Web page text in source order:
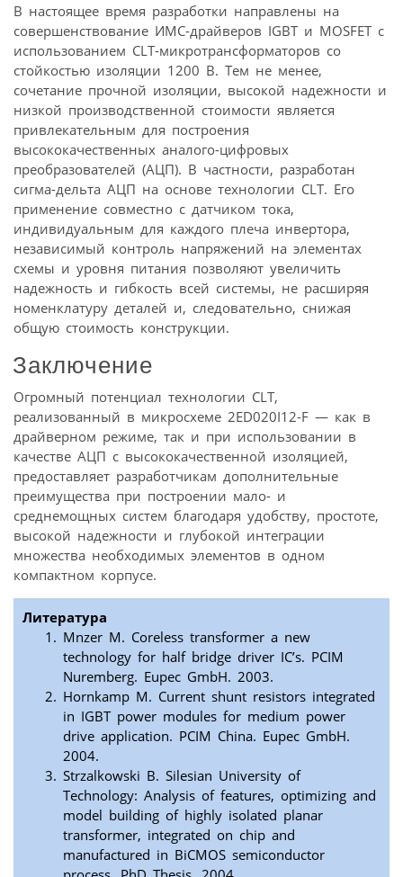
В настоящее время разработки направлены на
совершенствование ИМС-драйверов IGBT и MOSFET с
использованием CLT-микротрансформаторов со
стойкостью изоляции 1200 В. Тем не менее,
сочетание прочной изоляции, высокой надежности и
низкой производственной стоимости является
привлекательным для построения
высококачественных аналого-цифровых
преобразователей (АЦП). В частности, разработан
сигма-дельта АЦП на основе технологии CLT. Его
применение совместно с датчиком тока,
индивидуальным для каждого плеча инвертора,
независимый контроль напряжений на элементах
схемы и уровня питания позволяют увеличить
надежность и гибкость всей системы, не расширяя
номенклатуру деталей и, следовательно, снижая
общую стоимость конструкции.
Заключение
Огромный потенциал технологии CLT,
реализованный в микросхеме 2ED020I12-F — как в
драйверном режиме, так и при использовании в
качестве АЦП с высококачественной изоляцией,
предоставляет разработчикам дополнительные
преимущества при построении мало- и
среднемощных систем благодаря удобству, простоте,
высокой надежности и глубокой интеграции
множества необходимых элементов в одном
компактном корпусе.
Литература
Mnzer M. Coreless transformer a new
technology for half bridge driver IC’s. PCIM
Nuremberg. Eupec GmbH. 2003.
Hornkamp M. Current shunt resistors integrated
in IGBT power modules for medium power
drive application. PCIM China. Eupec GmbH.
2004.
Strzalkowski B. Silesian University of
Technology: Analysis of features, optimizing and
model building of highly isolated planar
transformer, integrated on chip and
manufactured in BiCMOS semiconductor